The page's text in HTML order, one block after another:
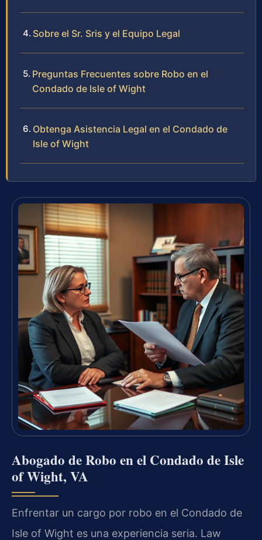
Sobre el Sr. Sris y el Equipo Legal
Preguntas Frecuentes sobre Robo en el
Condado de Isle of Wight
Obtenga Asistencia Legal en el Condado de
Isle of Wight
Abogado de Robo en el Condado de Isle
of Wight, VA
Enfrentar un cargo por robo en el Condado de
Isle of Wight es una experiencia seria. Law